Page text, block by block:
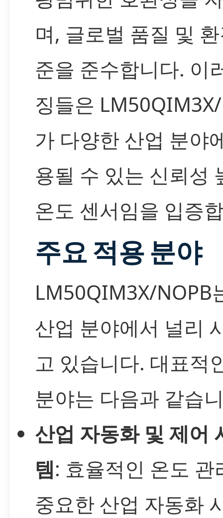
며, 글로벌 품질 및
준을 준수합니다. 이
징들은
가 다양한 산업 분야
용될 수 있는 신뢰성
온도 센서임을 입증
주요 적용 분야
LM50QIM3X/NOPB
산업 분야에서 널리
고 있습니다. 대표적
분야는 다음과 같습
산업 자동화 및 제어
템: 효율적인 온도 관
중요한 산업 자동화